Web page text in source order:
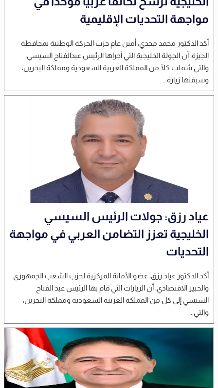
مواجهة التحديات الإقليمية
أكد الدكتور محمد مجدي، أمين عام حزب الحركة الوطنية بمحافظة
الجيزة، أن الجولة الخليجية التي أجراها الرئيس عبدالفتاح السيسي،
والتي شملت كلًا من المملكة العربية السعودية ومملكة البحرين،
وسبقتها زيارة...
عياد رزق: جولات الرئيس السيسي
الخليجية تعزز التضامن العربي في مواجهة
التحديات
أكد الدكتور عياد رزق، عضو الأمانة المركزية لحزب الشعب الجمهوري
والخبير الاقتصادي، أن الزيارات التي قام بها الرئيس عبد الفتاح
السيسي إلى كل من المملكة العربية السعودية ومملكة البحرين،
والتي...